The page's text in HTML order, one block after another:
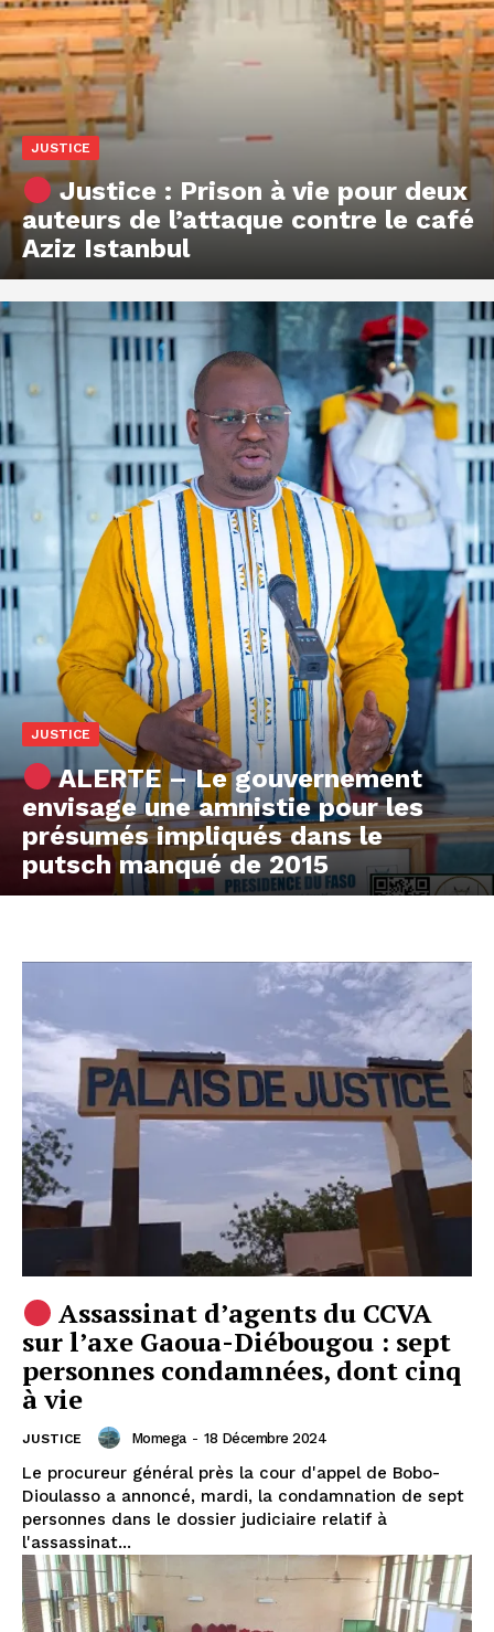
JUSTICE
Justice : Prison à vie pour deux
auteurs de l’attaque contre le café
Aziz Istanbul
JUSTICE
ALERTE – Le gouvernement
envisage une amnistie pour les
présumés impliqués dans le
putsch manqué de 2015
Assassinat d’agents du CCVA
sur l’axe Gaoua-Diébougou : sept
personnes condamnées, dont cinq
à vie
JUSTICE Momega - 18 Décembre 2024
Le procureur général près la cour d'appel de Bobo-
Dioulasso a annoncé, mardi, la condamnation de sept
personnes dans le dossier judiciaire relatif à
l'assassinat...